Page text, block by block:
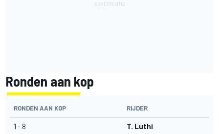
Ronden aan kop
RONDEN AAN KOP RIJDER
1 - 8 T. Luthi